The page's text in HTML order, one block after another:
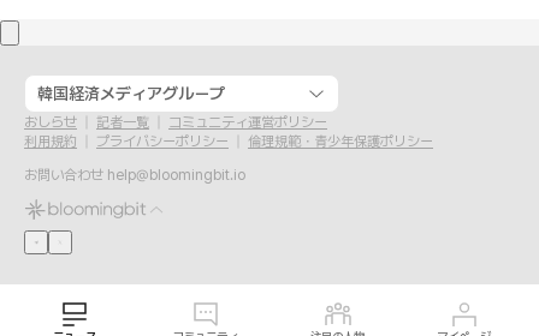
韓国経済メディアグループ
おしらせ 記者一覧
コミュニティ運営ポリシー
利用規約
プライバシーポリシー
倫理規範・青少年保護ポリシー
お問い合わせ help@bloomingbit.io